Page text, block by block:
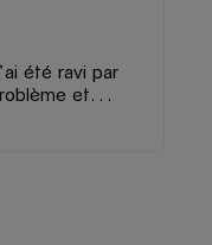
été ravi par
et
m’ont